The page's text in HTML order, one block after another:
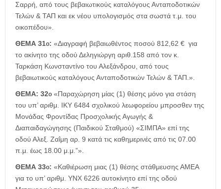
Σαρρή, από τους βεβαιωτικούς καταλόγους Ανταποδοτικών
Τελών & ΤΑΠ και εκ νέου υπολογισμός στα σωστά τ.μ. του
οικοπέδου».
ΘΕΜΑ 31ο: «Διαγραφή βεβαιωθέντος ποσού 812,62 € για
το ακίνητο της οδού Δεληγιώργη αριθ.158 από τον κ.
Ταρκάση Κωνσταντίνο του Αλεξάνδρου, από τους
βεβαιωτικούς καταλόγους Ανταποδοτικών Τελών & ΤΑΠ.».
ΘΕΜΑ: 32ο «Παραχώρηση μίας (1) θέσης μόνο για στάση
του υπ’ αριθμ. ΙΚΥ 6484 σχολικού λεωφορείου μπροσθεν της
Μονάδας Φροντίδας Προσχολικής Αγωγής &
Διαπαιδαγώγησης (Παιδικού Σταθμού) «ΣΙΜΠΑ» επί της
οδού Αλεξ. Ζαΐμη αρ. 9 κατά τις καθημερινές από τις 07.00
π.μ. έως 18.00 μ.μ.”».
ΘΕΜΑ 33ο: «Καθιέρωση μιας (1) θέσης στάθμευσης ΑΜΕΑ
για το υπ’ αριθμ. ΥΝΧ 6226 αυτοκίνητο επί της οδού